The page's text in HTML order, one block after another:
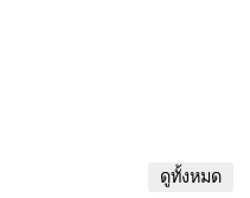
ดูทั้งหมด